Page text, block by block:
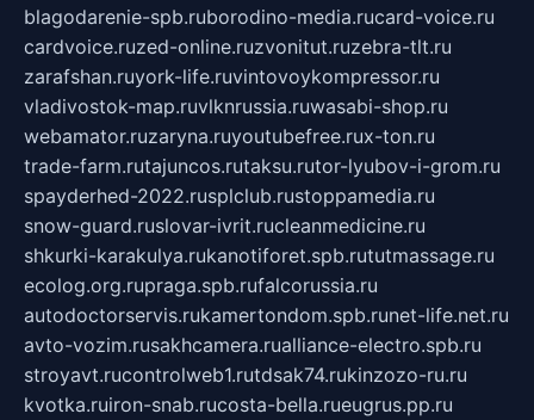
blagodarenie-spb.ruborodino-media.rucard-voice.ru
cardvoice.ruzed-online.ruzvonitut.ruzebra-tlt.ru
zarafshan.ruyork-life.ruvintovoykompressor.ru
vladivostok-map.ruvlknrussia.ruwasabi-shop.ru
webamator.ruzaryna.ruyoutubefree.rux-ton.ru
trade-farm.rutajuncos.rutaksu.rutor-lyubov-i-grom.ru
spayderhed-2022.rusplclub.rustoppamedia.ru
snow-guard.ruslovar-ivrit.rucleanmedicine.ru
shkurki-karakulya.rukanotiforet.spb.rututmassage.ru
ecolog.org.rupraga.spb.rufalcorussia.ru
autodoctorservis.rukamertondom.spb.runet-life.net.ru
avto-vozim.rusakhcamera.rualliance-electro.spb.ru
stroyavt.rucontrolweb1.rutdsak74.rukinzozo-ru.ru
kvotka.ruiron-snab.rucosta-bella.rueugrus.pp.ru